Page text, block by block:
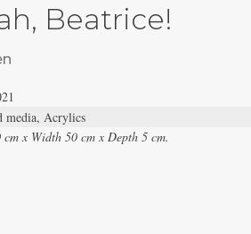
Beatrice!
media, Acrylics
x Width 50 cm x Depth 5 cm.